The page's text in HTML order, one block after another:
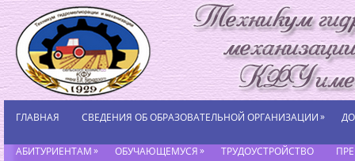
ГЛАВНАЯ СВЕДЕНИЯ ОБ ОБРАЗОВАТЕЛЬНОЙ ОРГАНИЗАЦИИ»
АБИТУРИЕНТАМ» ОБУЧАЮЩЕМУСЯ» ТРУДОУСТРОЙСТВО